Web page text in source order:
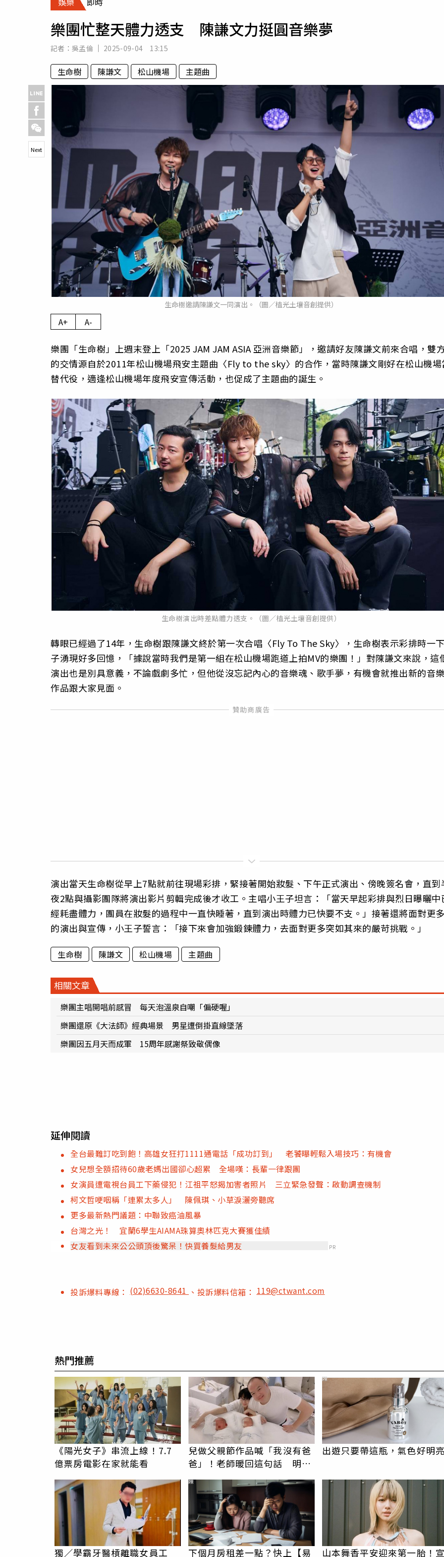
專欄
房產新勢力
運勢
樂團忙整天體力透支 陳謙文力挺圓音樂夢
記者： 吳孟倫 2025-09-04 13:15
生命樹 陳謙文 松山機場 主題曲
生命樹邀請陳謙文一同演出。（圖／植光土壤音創提供）
Next
A+ A-
樂團「生命樹」上週末登上「2025 JAM JAM ASIA 亞洲音樂節」，邀請好友陳謙文前來合唱，雙
的交情源自於2011年松山機場飛安主題曲〈Fly to the sky〉的合作，當時陳謙文剛好在松山機場
替代役，適逢松山機場年度飛安宣傳活動，也促成了主題曲的誕生。
生命樹演出時差點體力透支。（圖／植光土壤音創提供）
轉眼已經過了14年，生命樹跟陳謙文終於第一次合唱〈Fly To The Sky〉，生命樹表示彩排時一
子湧現好多回憶，「據說當時我們是第一組在松山機場跑道上拍MV的樂團！」對陳謙文來說，這
演出也是別具意義，不論戲劇多忙，但他從沒忘記內心的音樂魂、歌手夢，有機會就推出新的音
作品跟大家見面。
演出當天生命樹從早上7點就前往現場彩排，緊接著開始妝髮、下午正式演出、傍晚簽名會，直到
夜2點與攝影團隊將演出影片剪輯完成後才收工。主唱小王子坦言：「當天早起彩排與烈日曝曬中
經耗盡體力，團員在妝髮的過程中一直快睡著，直到演出時體力已快要不支。」接著還將面對更
的演出與宣傳，小王子誓言：「接下來會加強鍛鍊體力，去面對更多突如其來的嚴苛挑戰。」
生命樹 陳謙文 松山機場 主題曲
相關文章
樂團主唱開唱前感冒 每天泡溫泉自嘲「偏硬喔」
樂團還原《大法師》經典場景 男星遭倒掛直線墜落
樂團因五月天而成軍 15周年感謝祭致敬偶像
延伸閱讀
全台最難訂吃到飽！高雄女狂打1111通電話「成功訂到」 老饕曝輕鬆入場技巧：有機會
女兒想全額招待60歲老媽出國卻心超累 全場嘆：長輩一律跟團
女演員遭電視台員工下藥侵犯！江祖平怒揭加害者照片 三立緊急發聲：啟動調查機制
柯文哲哽咽稱「連累太多人」 陳佩琪、小草淚灑旁聽席
更多最新熱門議題：中聯致癌油風暴
台灣之光！ 宜蘭6學生AIAMA珠算奧林匹克大賽獲佳績
女友看到未來公公頭頂後驚呆！快買養髮給男友
PR
投訴爆料專線： (02)6630-8641 、投訴爆料信箱：119@ctwant.com
熱門推薦
《陽光女子》串流上線！7.7
億票房電影在家就能看
兒做父親節作品喊「我沒有爸
爸」！老師暖回這句話 明金
出遊只要帶這瓶，氣色好明
PR
獨／學霸牙醫槓離職女員工 下個月房租差一點？快上【易
PR
山本舞香平安迎來第一胎！